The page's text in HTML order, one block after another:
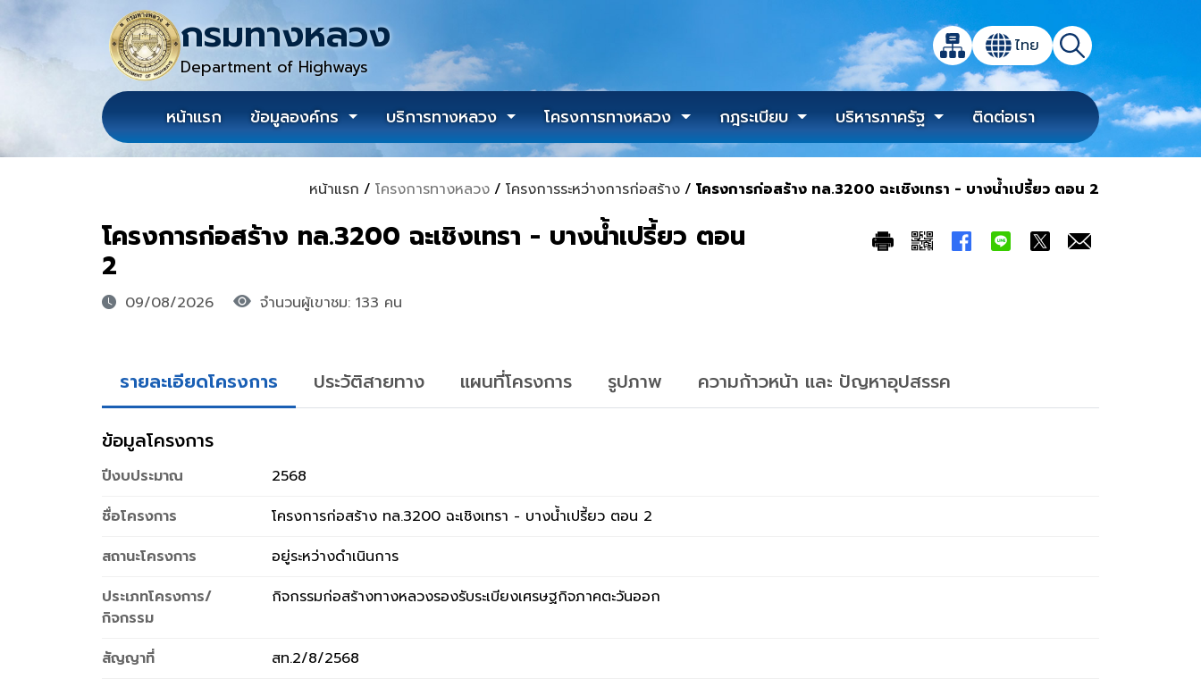
กรมทางหลวง
Department of Highways แผนผังเว็บไซต์
เปลี่ยนภาษา
ไทย ค้นหา
เปิดกล่องค้นหาข้อมูลหลักของเว็บไซต์
หน้าแรก ข้อมูลองค์กร บริการทางหลวง โครงการทางหลวง กฎระเบียบ บริหารภาครัฐ ติดต่อเรา
หน้าแรก / โครงการทางหลวง / โครงการระหว่างการก่อสร้าง / โครงการก่อสร้าง ทล.3200 ฉะเชิงเทรา - บางน้ำเปรี้ยว ตอน 2
โครงการก่อสร้าง ทล.3200 ฉะเชิงเทรา - บางน้ำเปรี้ยว ตอน
2
09/08/2026 จำนวนผู้เขาชม: 133 คน
รายละเอียดโครงการ ประวัติสายทาง แผนที่โครงการ รูปภาพ ความก้าวหน้า และ ปัญหาอุปสรรค
ข้อมูลโครงการ
ปีงบประมาณ
2568
ชื่อโครงการ
โครงการก่อสร้าง ทล.3200 ฉะเชิงเทรา - บางน้ำเปรี้ยว ตอน 2
สถานะโครงการ
อยู่ระหว่างดำเนินการ
ประเภทโครงการ/
กิจกรรม
กิจกรรมก่อสร้างทางหลวงรองรับระเบียงเศรษฐกิจภาคตะวันออก
สัญญาที่
สท.2/8/2568